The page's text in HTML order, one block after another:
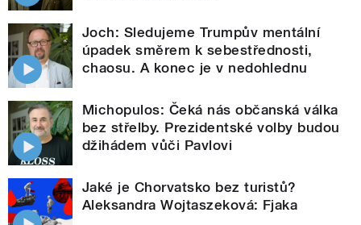
Joch: Sledujeme Trumpův mentální
úpadek směrem k sebestřednosti,
chaosu. A konec je v nedohlednu
Michopulos: Čeká nás občanská válka
bez střelby. Prezidentské volby budou
džihádem vůči Pavlovi
Jaké je Chorvatsko bez turistů?
Aleksandra Wojtaszeková: Fjaka